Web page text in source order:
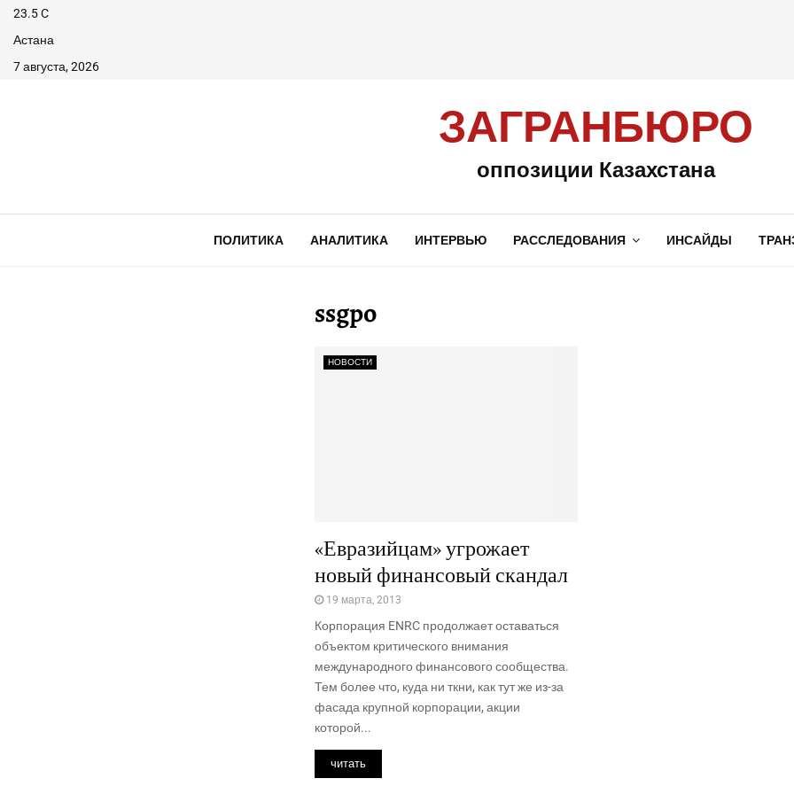
23.5C
Астана
7 августа, 2026
ЗАГРАНБЮРО
оппозиции Казахстана
ПОЛИТИКА АНАЛИТИКА ИНТЕРВЬЮ РАССЛЕДОВАНИЯ ИНСАЙДЫ
ssgpo
НОВОСТИ
«Евразийцам» угрожает
новый финансовый скандал
19 марта, 2013
Корпорация ENRC продолжает оставаться
объектом критического внимания
международного финансового сообщества.
Тем более что, куда ни ткни, как тут же из-за
фасада крупной корпорации, акции
которой...
читать